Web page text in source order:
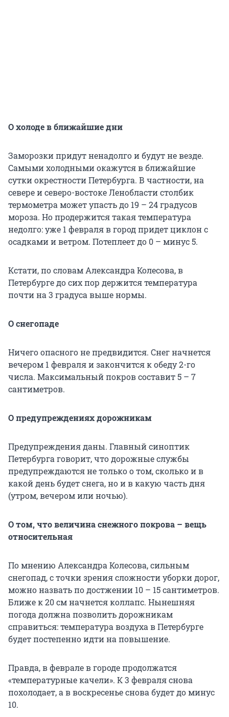
О холоде в ближайшие дни
Заморозки придут ненадолго и будут не везде.
Самыми холодными окажутся в ближайшие
сутки окрестности Петербурга. В частности, на
севере и северо-востоке Ленобласти столбик
термометра может упасть до 19 – 24 градусов
мороза. Но продержится такая температура
недолго: уже 1 февраля в город придет циклон с
осадками и ветром. Потеплеет до 0 – минус 5.
Кстати, по словам Александра Колесова, в
Петербурге до сих пор держится температура
почти на 3 градуса выше нормы.
О снегопаде
Ничего опасного не предвидится. Снег начнется
вечером 1 февраля и закончится к обеду 2-го
числа. Максимальный покров составит 5 – 7
сантиметров.
О предупреждениях дорожникам
Предупреждения даны. Главный синоптик
Петербурга говорит, что дорожные службы
предупреждаются не только о том, сколько и в
какой день будет снега, но и в какую часть дня
(утром, вечером или ночью).
О том, что величина снежного покрова – вещь
относительная
По мнению Александра Колесова, сильным
снегопад, с точки зрения сложности уборки дорог,
можно назвать по достжении 10 – 15 сантиметров.
Ближе к 20 см начнется коллапс. Нынешняя
погода должна позволить дорожникам
справиться: температура воздуха в Петербурге
будет постепенно идти на повышение.
Правда, в феврале в городе продолжатся
«температурные качели». К 3 февраля снова
похолодает, а в воскресенье снова будет до минус
10.